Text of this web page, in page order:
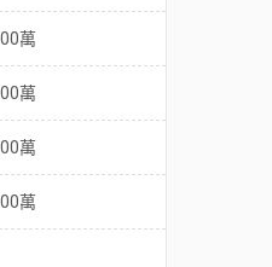
萬
萬
萬
萬